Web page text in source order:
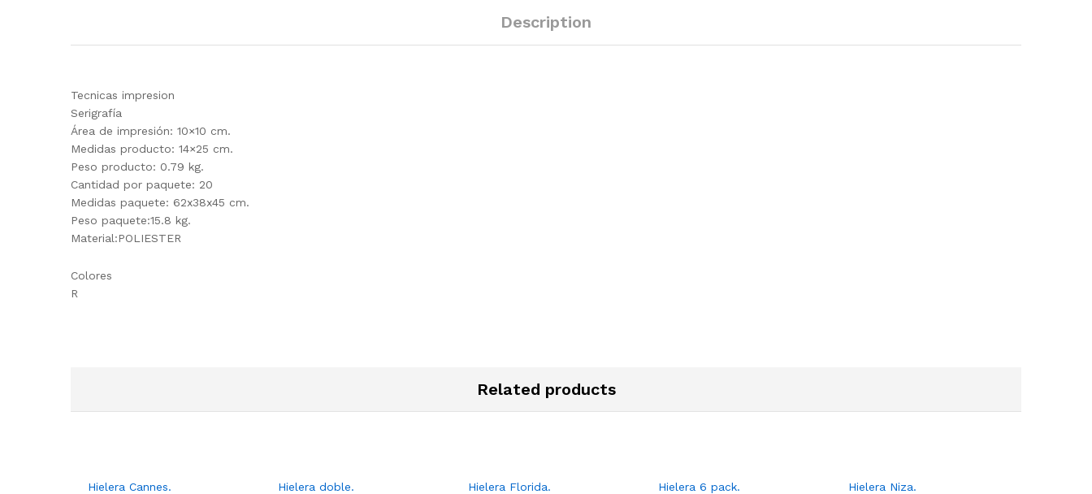
Description
Tecnicas impresion
Serigrafía
Área de impresión: 10×10 cm.
Medidas producto: 14×25 cm.
Peso producto: 0.79 kg.
Cantidad por paquete: 20
Medidas paquete: 62x38x45 cm.
Peso paquete:15.8 kg.
Material:POLIESTER
Colores
R
Related products
Hielera Cannes. Hielera doble. Hielera Florida. Hielera 6 pack. Hielera Niza.